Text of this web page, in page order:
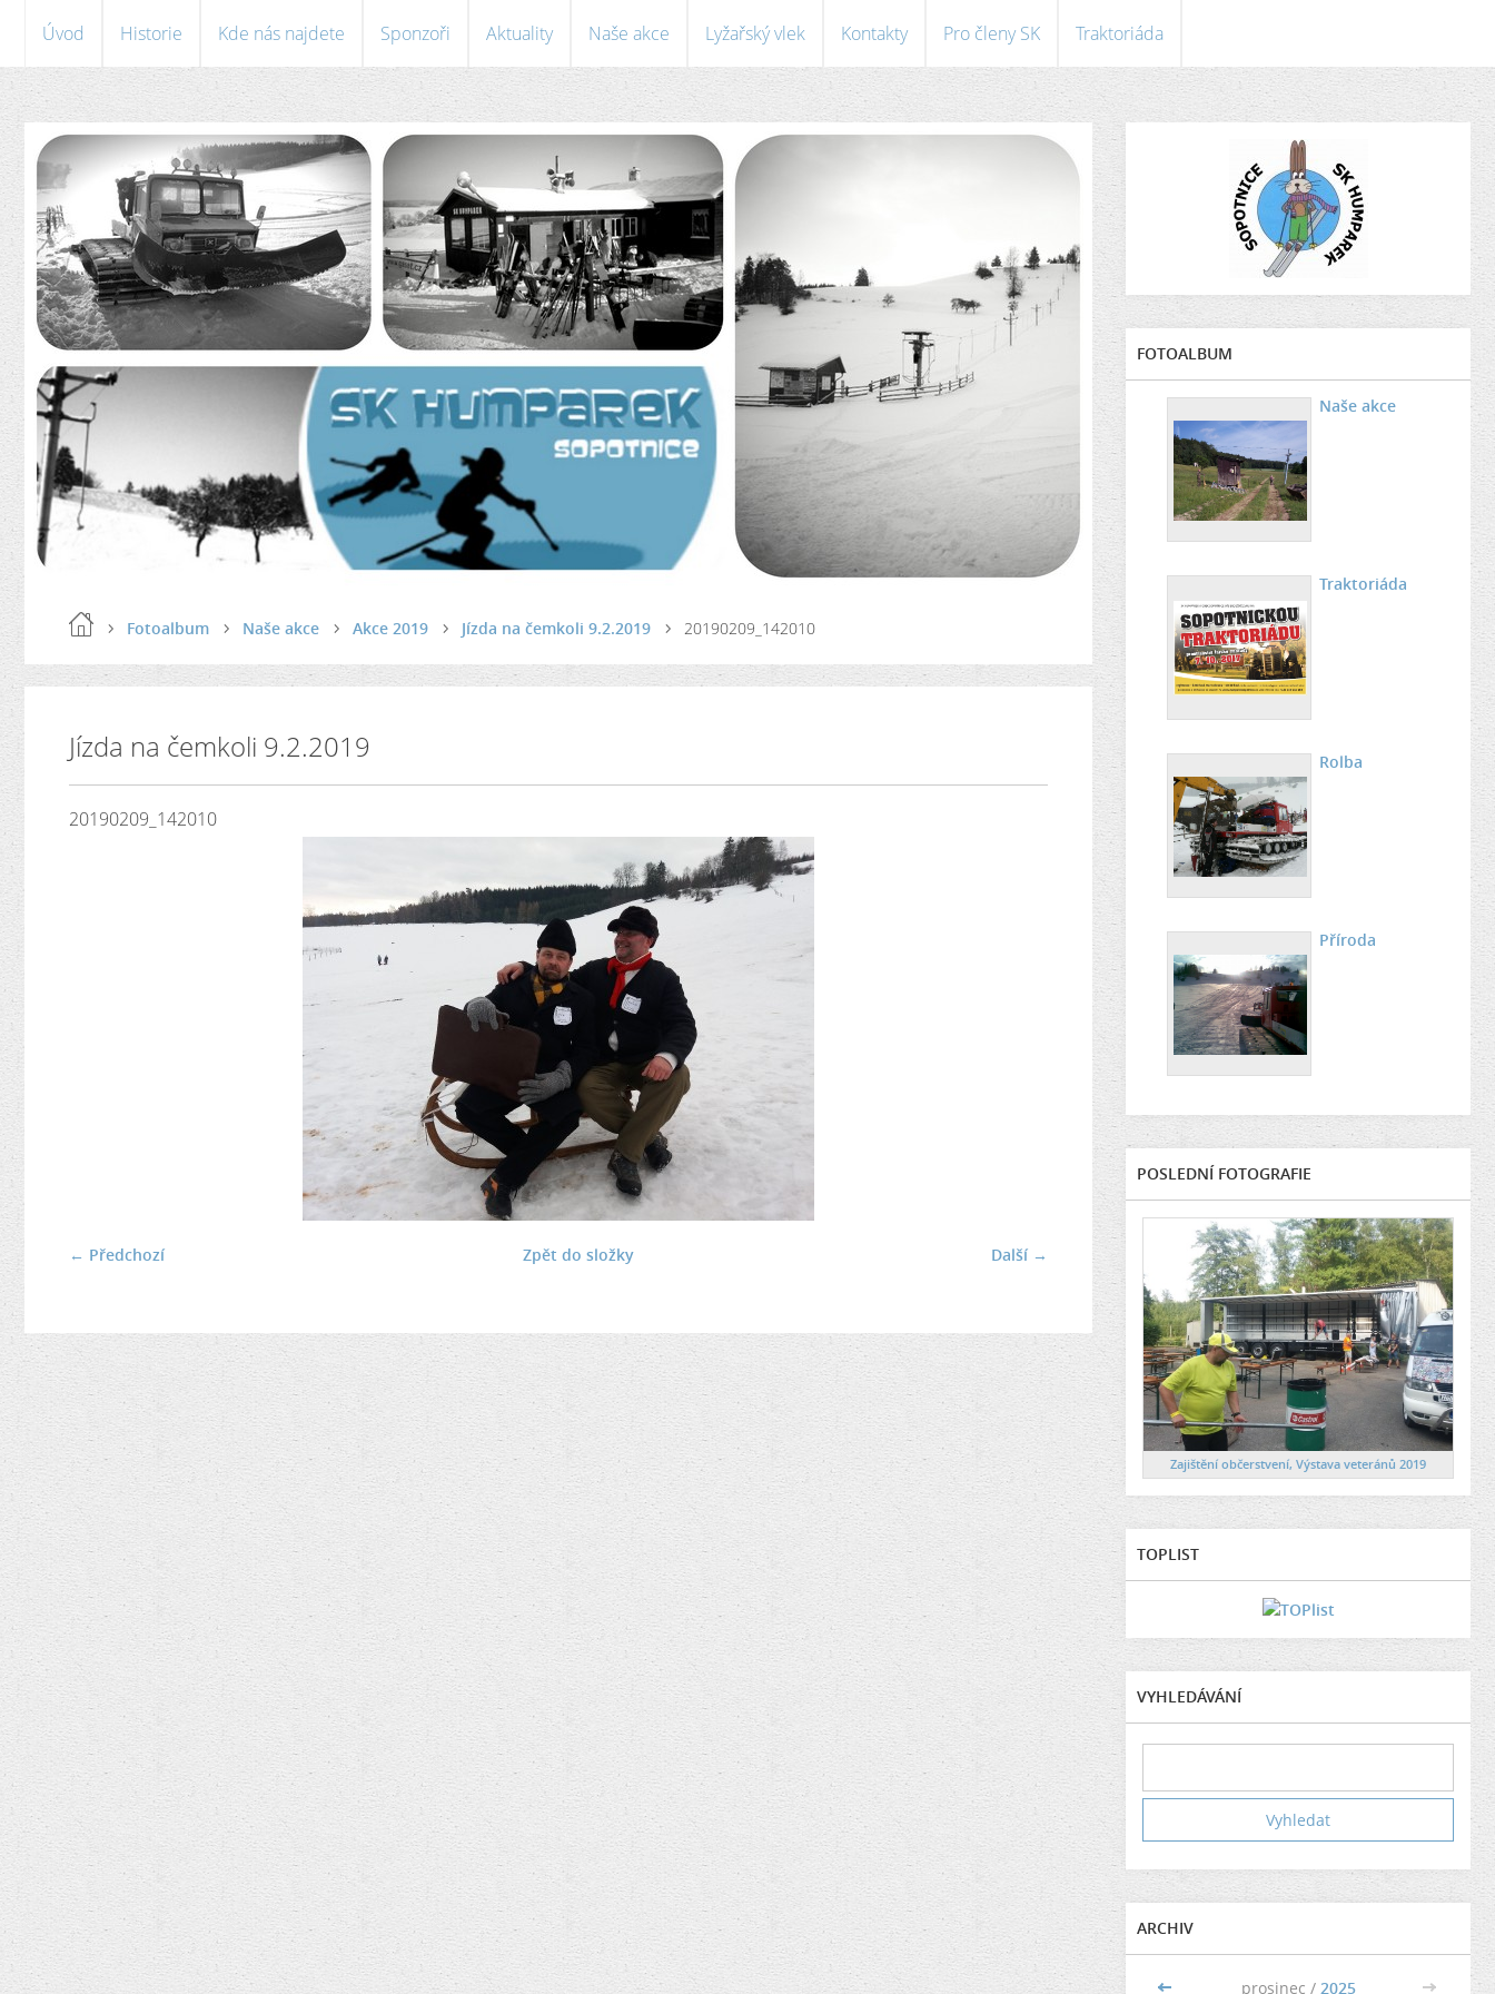
Úvod Historie Kde nás najdete Sponzoři Aktuality Naše akce Lyžařský vlek Kontakty Pro členy SK Traktoriáda
Fotoalbum Naše akce Akce 2019 Jízda na čemkoli 9.2.2019 20190209_142010
Jízda na čemkoli 9.2.2019
20190209_142010
← Předchozí Další →
Zpět do složky
FOTOALBUM
Naše akce
Traktoriáda
Rolba
Příroda
POSLEDNÍ FOTOGRAFIE
Zajištění občerstvení, Výstava veteránů 2019
TOPLIST
VYHLEDÁVÁNÍ
ARCHIV
<< prosinec / 2025 >>